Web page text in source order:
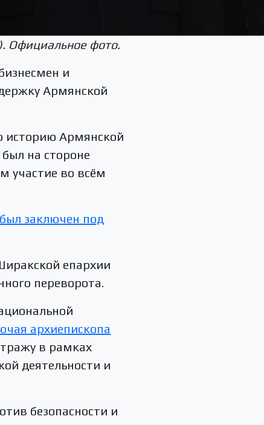
Официальное фото.
и
Армянской
историю Армянской
на стороне
участие во всём
заключен под
епархии
переворота.
архиепископа
в рамках
деятельности и
безопасности и